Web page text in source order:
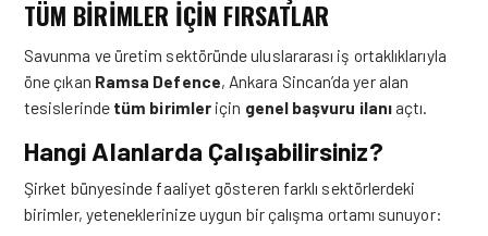
TÜM BIRIMLER İÇIN FIRSATLAR
Savunma ve üretim sektöründe uluslararası iş ortaklıklarıyla
öne çıkan Ramsa Defence, Ankara Sincan’da yer alan
tesislerinde tüm birimler için genel başvuru ilanı açtı.
Hangi Alanlarda Çalışabilirsiniz?
Şirket bünyesinde faaliyet gösteren farklı sektörlerdeki
birimler, yeteneklerinize uygun bir çalışma ortamı sunuyor: